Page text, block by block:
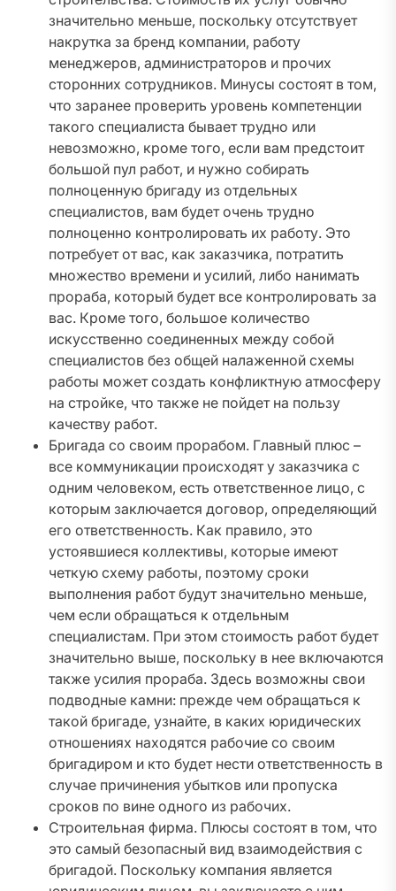
значительно меньше, поскольку отсутствует
накрутка за бренд компании, работу
менеджеров, администраторов и прочих
сторонних сотрудников. Минусы состоят в том,
что заранее проверить уровень компетенции
такого специалиста бывает трудно или
невозможно, кроме того, если вам предстоит
большой пул работ, и нужно собирать
полноценную бригаду из отдельных
специалистов, вам будет очень трудно
полноценно контролировать их работу. Это
потребует от вас, как заказчика, потратить
множество времени и усилий, либо нанимать
прораба, который будет все контролировать за
вас. Кроме того, большое количество
искусственно соединенных между собой
специалистов без общей налаженной схемы
работы может создать конфликтную атмосферу
на стройке, что также не пойдет на пользу
качеству работ.
Бригада со своим прорабом. Главный плюс –
все коммуникации происходят у заказчика с
одним человеком, есть ответственное лицо, с
которым заключается договор, определяющий
его ответственность. Как правило, это
устоявшиеся коллективы, которые имеют
четкую схему работы, поэтому сроки
выполнения работ будут значительно меньше,
чем если обращаться к отдельным
специалистам. При этом стоимость работ будет
значительно выше, поскольку в нее включаются
также усилия прораба. Здесь возможны свои
подводные камни: прежде чем обращаться к
такой бригаде, узнайте, в каких юридических
отношениях находятся рабочие со своим
бригадиром и кто будет нести ответственность в
случае причинения убытков или пропуска
сроков по вине одного из рабочих.
Строительная фирма. Плюсы состоят в том, что
это самый безопасный вид взаимодействия с
бригадой. Поскольку компания является